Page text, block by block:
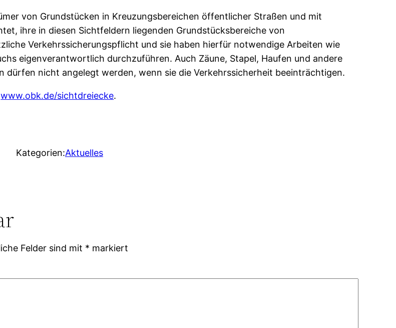
von Grundstücken in Kreuzungsbereichen öffentlicher Straßen und mit
ihre in diesen Sichtfeldern liegenden Grundstücksbereiche von
Verkehrssicherungspflicht und sie haben hierfür notwendige Arbeiten wie
eigenverantwortlich durchzuführen. Auch Zäune, Stapel, Haufen und andere
nicht angelegt werden, wenn sie die Verkehrssicherheit beeinträchtigen.
www.obk.de/sichtdreiecke.
Kategorien:Aktuelles
Felder sind mit * markiert